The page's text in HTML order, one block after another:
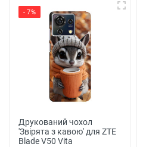
- 7%
Друкований чохол
'Звірята з кавою' для ZTE
Blade V50 Vita